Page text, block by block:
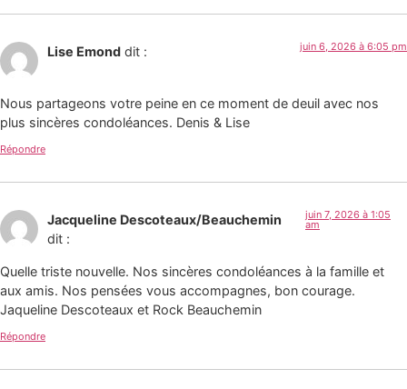
Lise Emond dit : juin 6, 2026 à 6:05 pm
Nous partageons votre peine en ce moment de deuil avec nos
plus sincères condoléances. Denis & Lise
Répondre
Jacqueline Descoteaux/Beauchemin
dit :
juin 7, 2026 à 1:05
am
Quelle triste nouvelle. Nos sincères condoléances à la famille et
aux amis. Nos pensées vous accompagnes, bon courage.
Jaqueline Descoteaux et Rock Beauchemin
Répondre